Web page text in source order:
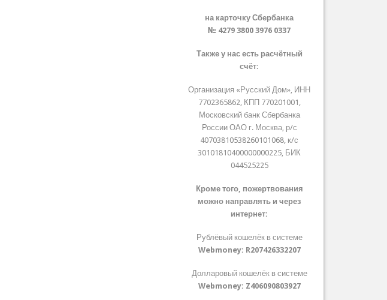
на карточку Сбербанка
№ 4279 3800 3976 0337
Также у нас есть расчётный
счёт:
Организация «Русский Дом», ИНН
7702365862, КПП 770201001,
Московский банк Сбербанка
России ОАО г. Москва, р/с
40703810538260101068, к/с
30101810400000000225, БИК
044525225
Кроме того, пожертвования
можно направлять и через
интернет:
Рублёвый кошелёк в системе
Webmoney: R207426332207
Долларовый кошелёк в системе
Webmoney: Z406090803927